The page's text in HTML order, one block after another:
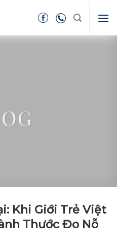
Khi Giới Trẻ Việt
Thước Đo Nỗ